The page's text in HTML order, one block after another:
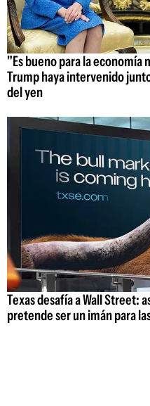
"Es bueno para la economía
Trump haya intervenido
del yen
Texas desafía a Wall Street:
pretende ser un imán para